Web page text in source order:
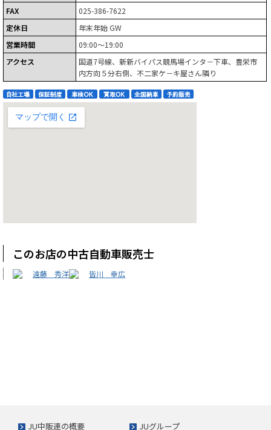
FAX
025-386-7622
定休日
年末年始 GW
営業時間
09:00～19:00
アクセス
国道7号線、新新バイパス競馬場インタ－下車、豊栄市
内方向５分右側、不二家ケ－キ屋さん隣り
このお店の中古自動車販売士
遠藤 秀洋 皆川 幸広
JU中販連の概要 JUグループ